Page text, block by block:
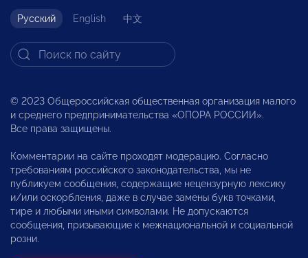
Русский English 中文
© 2023 Общероссийская общественная организация малого
и среднего предпринимательства «ОПОРА РОССИИ».
Все права защищены.
Комментарии на сайте проходят модерацию. Согласно
требованиям российского законодательства, мы не
публикуем сообщения, содержащие нецензурную лексику
и/или оскорбления, даже в случае замены букв точками,
тире и любыми иными символами. Не допускаются
сообщения, призывающие к межнациональной и социальной
розни.